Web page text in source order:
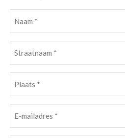
(Vereist)
(Vereist)
(Vereist)
mailadres(Vereist)